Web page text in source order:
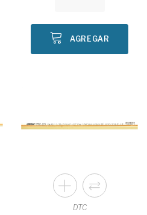
AGREGAR
DTC